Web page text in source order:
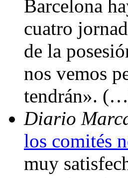
Barcelona
cuatro
de la
nos vemos
tendrán».
Diario
los comités
muy